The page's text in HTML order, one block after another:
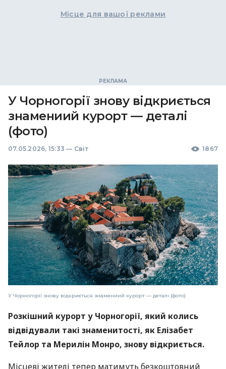
Місце для вашої реклами
У Чорногорії знову відкриється
знамениий курорт — деталі
(фото)
07.05.2026, 15:33 — Світ 1867
У Чорногорії знову відкриється знамениий курорт — деталі (фото)
Розкішний курорт у Чорногорії, який колись
відвідували такі знаменитості, як Елізабет
Тейлор та Мерилін Монро, знову відкриється.
Місцеві жителі тепер матимуть безкоштовний